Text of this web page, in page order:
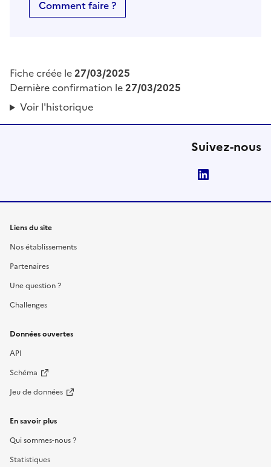
Comment faire ?
Fiche créée le27/03/2025
Dernière confirmation le27/03/2025
Voir l'historique
Suivez-nous
Liens du site
Nos établissements
Partenaires
Une question ?
Challenges
Données ouvertes
API
Schéma
Jeu de données
En savoir plus
Qui sommes-nous ?
Statistiques